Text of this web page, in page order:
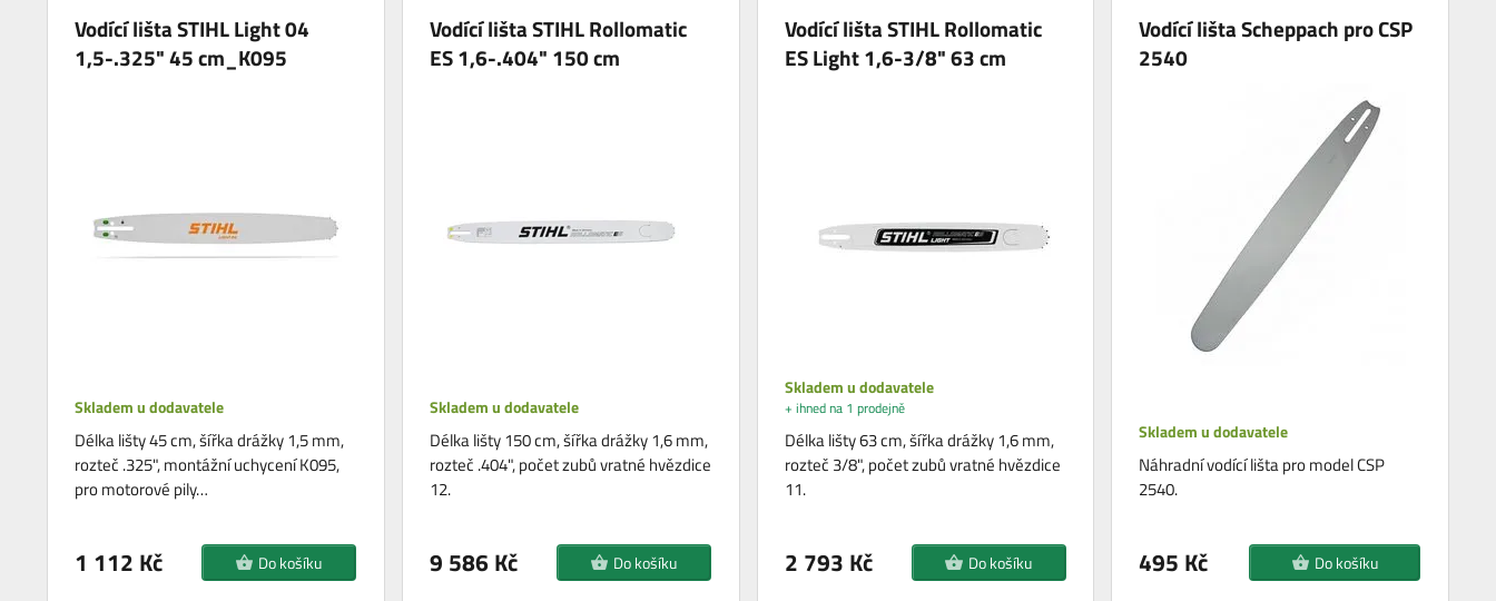
Vodící lišta STIHL Light 04
1,5-.325" 45 cm_K095
Skladem u dodavatele
Délka lišty 45 cm, šířka drážky 1,5 mm,
rozteč .325", montážní uchycení K095,
pro motorové pily…
1 112 Kč Do košíku
Vodící lišta STIHL Rollomatic
ES 1,6-.404" 150 cm
Skladem u dodavatele
Délka lišty 150 cm, šířka drážky 1,6 mm,
rozteč .404", počet zubů vratné hvězdice
12.
9 586 Kč Do košíku
Vodící lišta STIHL Rollomatic
ES Light 1,6-3/8" 63 cm
Skladem u dodavatele
+ ihned na 1 prodejně
Délka lišty 63 cm, šířka drážky 1,6 mm,
rozteč 3/8", počet zubů vratné hvězdice
11.
2 793 Kč Do košíku
Vodící lišta Scheppach pro CSP
2540
Skladem u dodavatele
Náhradní vodící lišta pro model CSP
2540.
495 Kč Do košíku